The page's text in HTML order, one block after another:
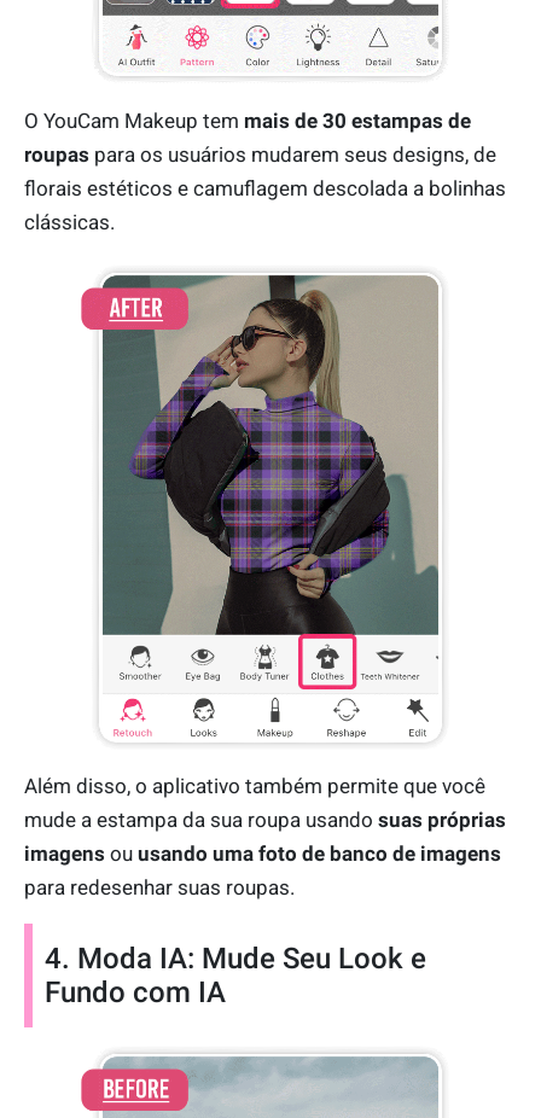
O YouCam Makeup tem mais de 30 estampas de
roupas para os usuários mudarem seus designs, de
florais estéticos e camuflagem descolada a bolinhas
clássicas.
Além disso, o aplicativo também permite que você
mude a estampa da sua roupa usando suas próprias
imagens ou usando uma foto de banco de imagens
para redesenhar suas roupas.
4. Moda IA: Mude Seu Look e
Fundo com IA